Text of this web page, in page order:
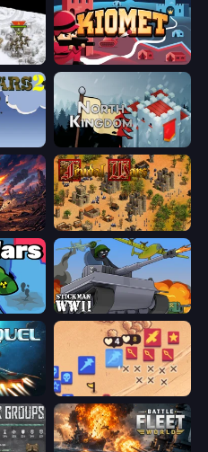
Kiomet
North Kingdom: Siege Castle
Feudal Wars
Stickman WW2